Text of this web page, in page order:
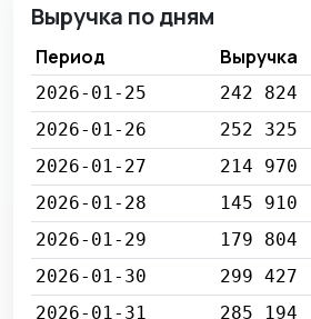
Выручка по дням
Период Выручка
2026-01-25 242 824
2026-01-26
252 325
2026-01-27
214 970
2026-01-28
145 910
2026-01-29
179 804
2026-01-30
299 427
2026-01-31
285 194